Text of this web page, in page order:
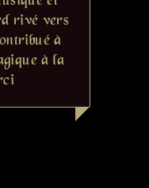
rivé vers
à
à la